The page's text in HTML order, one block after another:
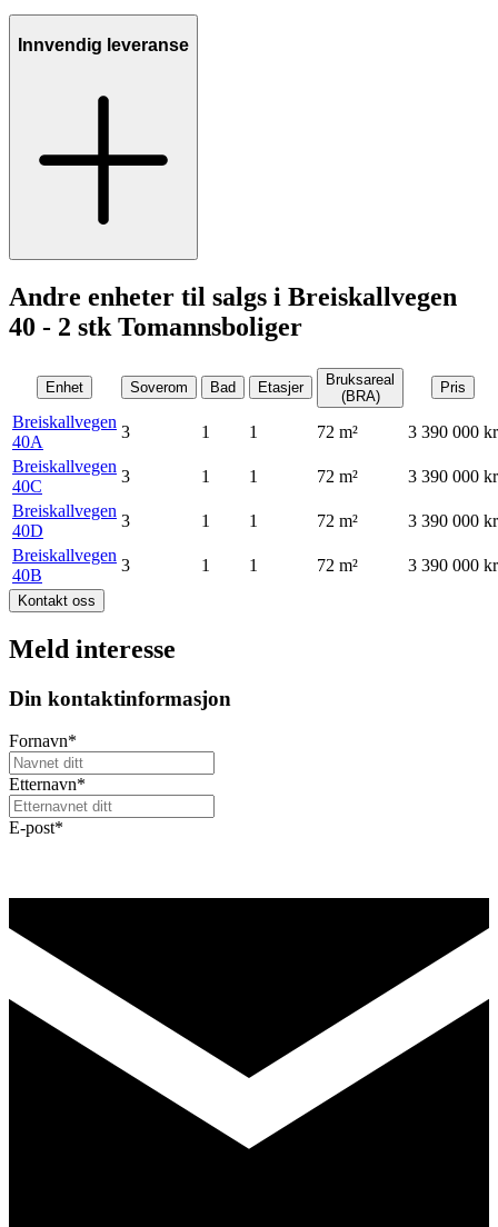
Innvendig leveranse
Andre enheter til salgs i Breiskallvegen
40 - 2 stk Tomannsboliger
Enhet Soverom Bad Etasjer
Bruksareal
(BRA)
Pris
Breiskallvegen
40A
3 1 1 72 m²
3 390 000 kr
Breiskallvegen
40C
3 1 1 72 m²
3 390 000 kr
Breiskallvegen
40D
3 1 1 72 m²
3 390 000 kr
Breiskallvegen
40B
3 1 1 72 m² 3 390 000 kr
Kontakt oss
Meld interesse
Din kontaktinformasjon
Fornavn*
Etternavn*
E-post*